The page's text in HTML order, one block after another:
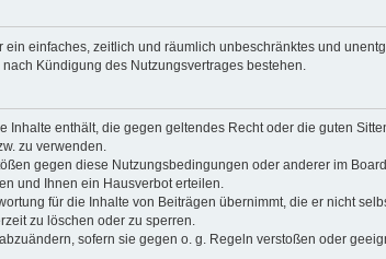
einfaches, zeitlich und räumlich unbeschränktes und
Kündigung des Nutzungsvertrages bestehen.
Inhalte enthält, die gegen geltendes Recht oder die guten
zu verwenden.
gegen diese Nutzungsbedingungen oder anderer im
und Ihnen ein Hausverbot erteilen.
für die Inhalte von Beiträgen übernimmt, die er nicht
zu löschen oder zu sperren.
sofern sie gegen o. g. Regeln verstoßen oder